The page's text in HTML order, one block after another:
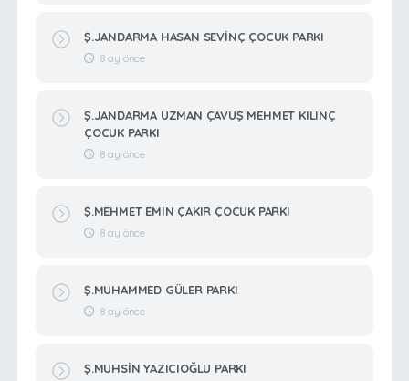
Ş.JANDARMA HASAN SEVİNÇ ÇOCUK PARKI
8 ay önce
Ş.JANDARMA UZMAN ÇAVUŞ MEHMET KILINÇ
ÇOCUK PARKI
8 ay önce
Ş.MEHMET EMİN ÇAKIR ÇOCUK PARKI
8 ay önce
Ş.MUHAMMED GÜLER PARKI
8 ay önce
Ş.MUHSİN YAZICIOĞLU PARKI